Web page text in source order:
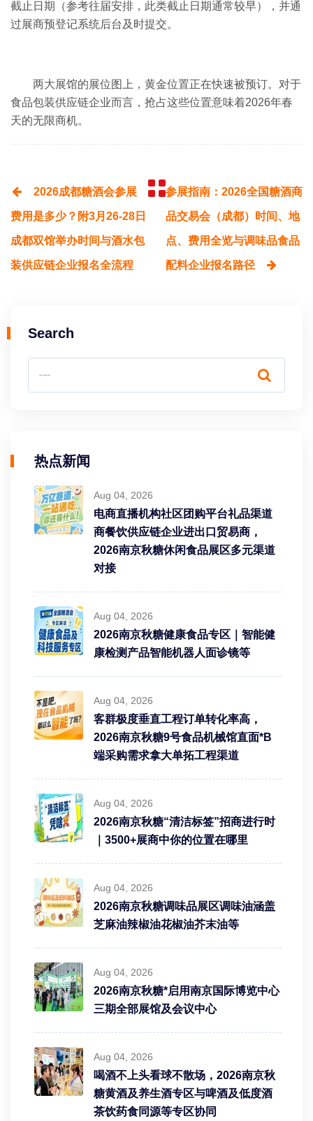
截止日期（参考往届安排，此类截止日期通常较早），并通
过展商预登记系统后台及时提交。
两大展馆的展位图上，黄金位置正在快速被预订。对于
食品包装供应链企业而言，抢占这些位置意味着2026年春
天的无限商机。
2026成都糖酒会参展
费用是多少？附3月26-28日
成都双馆举办时间与酒水包
装供应链企业报名全流程
参展指南：2026全国糖酒商
品交易会（成都）时间、地
点、费用全览与调味品食品
配料企业报名路径
Search
热点新闻
Aug 04, 2026
电商直播机构社区团购平台礼品渠道
商餐饮供应链企业进出口贸易商，
2026南京秋糖休闲食品展区多元渠道
对接
Aug 04, 2026
2026南京秋糖健康食品专区｜智能健
康检测产品智能机器人面诊镜等
Aug 04, 2026
客群极度垂直工程订单转化率高，
2026南京秋糖9号食品机械馆直面*B
端采购需求拿大单拓工程渠道
Aug 04, 2026
2026南京秋糖“清洁标签”招商进行时
｜3500+展商中你的位置在哪里
Aug 04, 2026
2026南京秋糖调味品展区调味油涵盖
芝麻油辣椒油花椒油芥末油等
Aug 04, 2026
2026南京秋糖*启用南京国际博览中心
三期全部展馆及会议中心
Aug 04, 2026
喝酒不上头看球不散场，2026南京秋
糖黄酒及养生酒专区与啤酒及低度酒
茶饮药食同源等专区协同